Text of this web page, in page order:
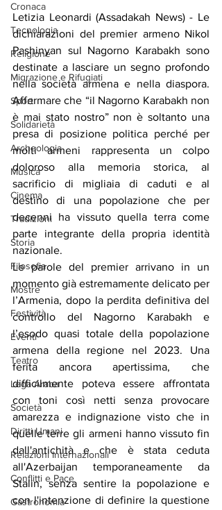
Cronaca
Tecnologia
Religione
Migrazione e Rifugiati
Sport
Solidarietà
Archeologia
Musica
Cinema
Tradizioni
Storia
Filosofia
Mostre
Festività
Eventi
Teatro
Lega Araba
Società
Diritti Umani
Relazioni Internazionali
Conflitti e Pace
Gastronomia
Letizia Leonardi (Assadakah News) - Le
dichiarazioni del premier armeno Nikol
Pashinyan sul Nagorno Karabakh sono
destinate a lasciare un segno profondo
nella società armena e nella diaspora.
Affermare che “il Nagorno Karabakh non
è mai stato nostro” non è soltanto una
presa di posizione politica perché per
molti armeni rappresenta un colpo
doloroso alla memoria storica, al
sacrificio di migliaia di caduti e al
destino di una popolazione che per
decenni ha vissuto quella terra come
parte integrante della propria identità
nazionale.
Le parole del premier arrivano in un
momento già estremamente delicato per
l’Armenia, dopo la perdita definitiva del
controllo del Nagorno Karabakh e
l’esodo quasi totale della popolazione
armena della regione nel 2023. Una
ferita ancora apertissima, che
difficilmente poteva essere affrontata
con toni così netti senza provocare
amarezza e indignazione visto che in
quelle terre gli armeni hanno vissuto fin
dall'antichità e che è stata ceduta
all'Azerbaijan temporaneamente da
Stalin, senza sentire la popolazione e
con l'intenzione di definire la questione